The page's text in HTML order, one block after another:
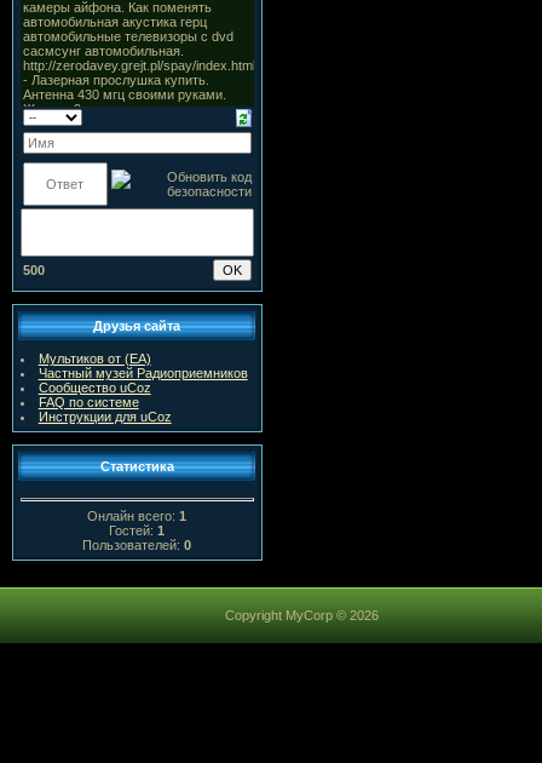
500
Друзья сайта
Мультиков от (ЕА)
Частный музей Радиоприемников
Сообщество uCoz
FAQ по системе
Инструкции для uCoz
Статистика
Онлайн всего:1
Гостей:1
Пользователей:0
Copyright MyCorp © 2026